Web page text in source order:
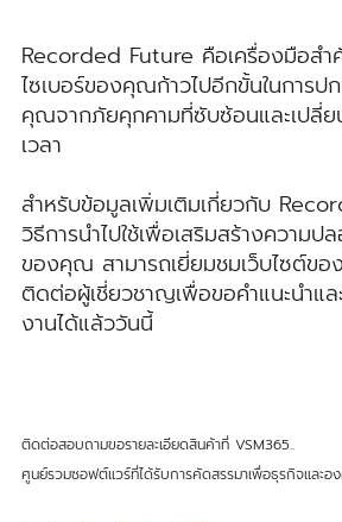
Recorded Future คือเครื่องมือสำ
ไซเบอร์ของคุณก้าวไปอีกขั้นในการ
คุณจากภัยคุกคามที่ซับซ้อนและเปลี่
เวลา
สำหรับข้อมูลเพิ่มเติมเกี่ยวกับ
วิธีการนำไปใช้เพื่อเสริมสร้างความ
ของคุณ สามารถเยี่ยมชมเว็บไซต์ข
ติดต่อผู้เชี่ยวชาญเพื่อขอคำแนะนำแล
งานได้แล้ววันนี้
ติดต่อสอบถามขอรายละเอียดสินค้าที่ VSM365..
ศูนย์รวมซอฟต์แวร์ที่ได้รับการคัดสรรมาเพื่อธุรกิจและ